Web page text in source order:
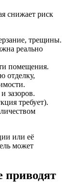
снижает риск
трещины.
реально
помещения.
отделку,
зазоров.
требует).
или её
может